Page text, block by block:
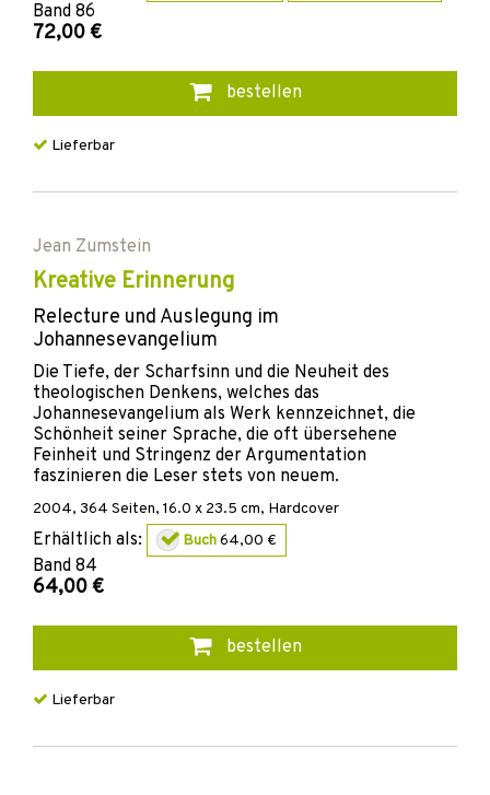
Band 86
72,00 €
bestellen
Lieferbar
Jean Zumstein
Kreative Erinnerung
Relecture und Auslegung im
Johannesevangelium
Die Tiefe, der Scharfsinn und die Neuheit des
theologischen Denkens, welches das
Johannesevangelium als Werk kennzeichnet, die
Schönheit seiner Sprache, die oft übersehene
Feinheit und Stringenz der Argumentation
faszinieren die Leser stets von neuem.
2004, 364 Seiten, 16.0 x 23.5 cm, Hardcover
Erhältlich als: Buch64,00 €
Band 84
64,00 €
bestellen
Lieferbar